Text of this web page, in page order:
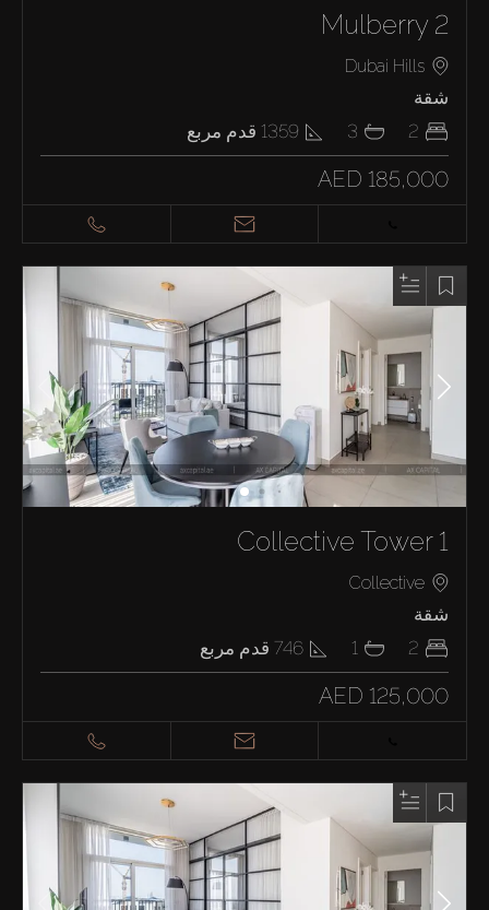
Mulberry 2
Dubai Hills
شقة
2
3
1359 قدم مربع
AED 185,000
Collective Tower 1
Collective
شقة
2
1
746 قدم مربع
AED 125,000